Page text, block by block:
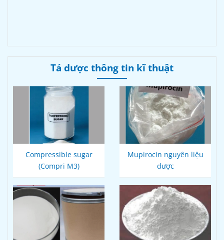
Tá dược thông tin kĩ thuật
Compressible sugar
(Compri M3)
Mupirocin nguyên liệu
dược